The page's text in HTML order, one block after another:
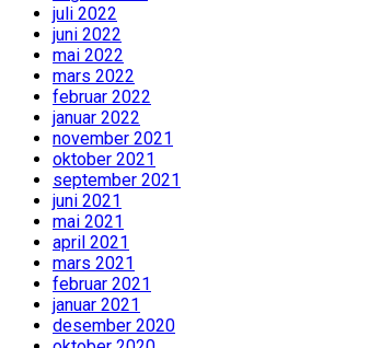
juli 2022
juni 2022
mai 2022
mars 2022
februar 2022
januar 2022
november 2021
oktober 2021
september 2021
juni 2021
mai 2021
april 2021
mars 2021
februar 2021
januar 2021
desember 2020